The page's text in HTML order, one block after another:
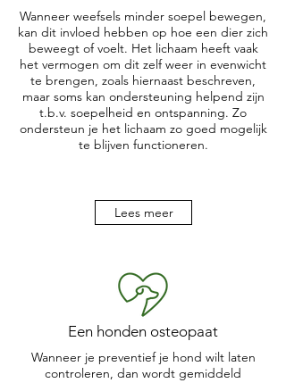
Wanneer weefsels minder soepel bewegen,
kan dit invloed hebben op hoe een dier zich
beweegt of voelt. Het lichaam heeft vaak
het vermogen om dit zelf weer in evenwicht
te brengen, zoals hiernaast beschreven,
maar soms kan ondersteuning helpend zijn
t.b.v. soepelheid en ontspanning. Zo
ondersteun je het lichaam zo goed mogelijk
te blijven functioneren.
Lees meer
Een honden osteopaat
Wanneer je preventief je hond wilt laten
controleren, dan wordt gemiddeld